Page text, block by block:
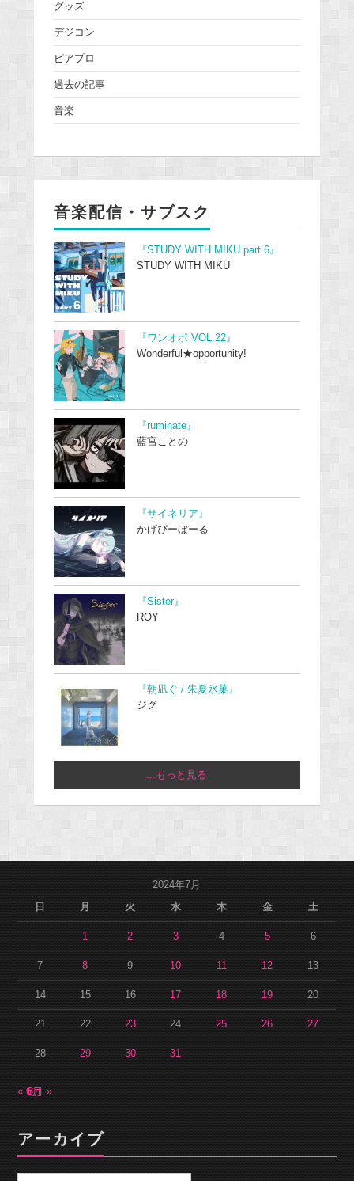
グッズ
デジコン
ピアプロ
過去の記事
音楽
音楽配信・サブスク
『STUDY WITH MIKU part 6』
STUDY WITH MIKU
『ワンオポ VOL.22』
Wonderful★opportunity!
『ruminate』
藍宮ことの
『サイネリア』
かげぴーぼーる
『Sister』
ROY
『朝凪ぐ / 朱夏氷菓』
ジグ
...もっと見る
2024年7月
日
月 火 水 木 金 土
1 2 3 4 5 6
7 8 9 10 11 12 13
14 15 16 17 18 19 20
21 22 23 24 25 26 27
28 29 30 31
« 6月8月 »
アーカイブ